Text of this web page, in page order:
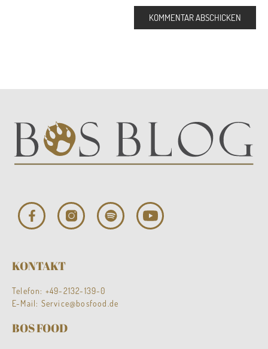
KONTAKT
Telefon: +49-2132-139-0
E-Mail: Service@bosfood.de
BOS FOOD